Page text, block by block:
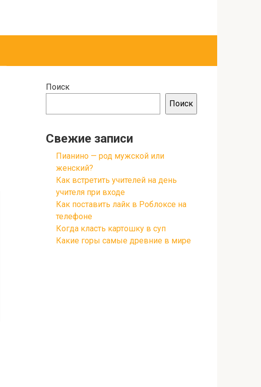
Поиск
Поиск
Свежие записи
Пианино — род мужской или
женский?
Как встретить учителей на день
учителя при входе
Как поставить лайк в Роблоксе на
телефоне
Когда класть картошку в суп
Какие горы самые древние в мире